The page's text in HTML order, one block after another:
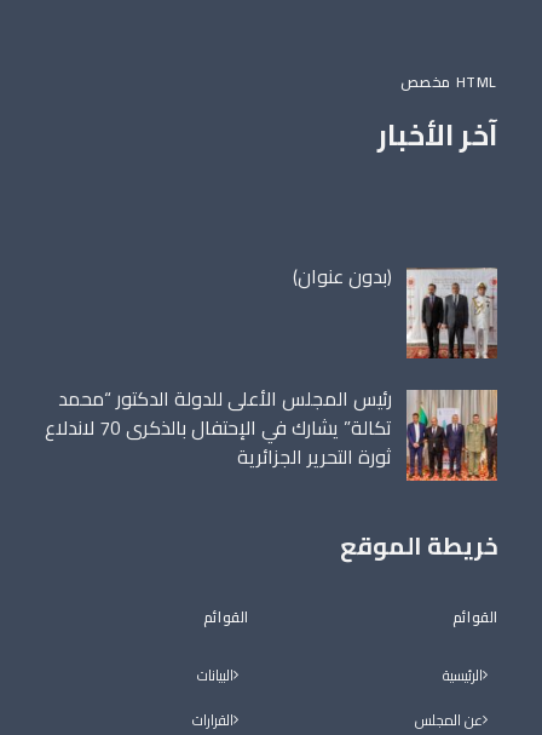
HTML مخصص
آخر الأخبار
(بدون عنوان)مقالة
رئيس المجلس الأعلى للدولة الدكتور “محمد
تكالة” يشارك في الإحتفال بالذكرى 70 لاندلاع
ثورة التحرير الجزائرية
خريطة الموقع
القوائم
الرئيسية
عن المجلس
القوائم
البيانات
القرارات